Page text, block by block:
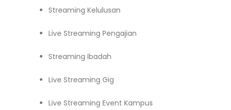
Streaming Kelulusan
Live Streaming Pengajian
Streaming Ibadah
Live Streaming Gig
Live Streaming Event Kampus